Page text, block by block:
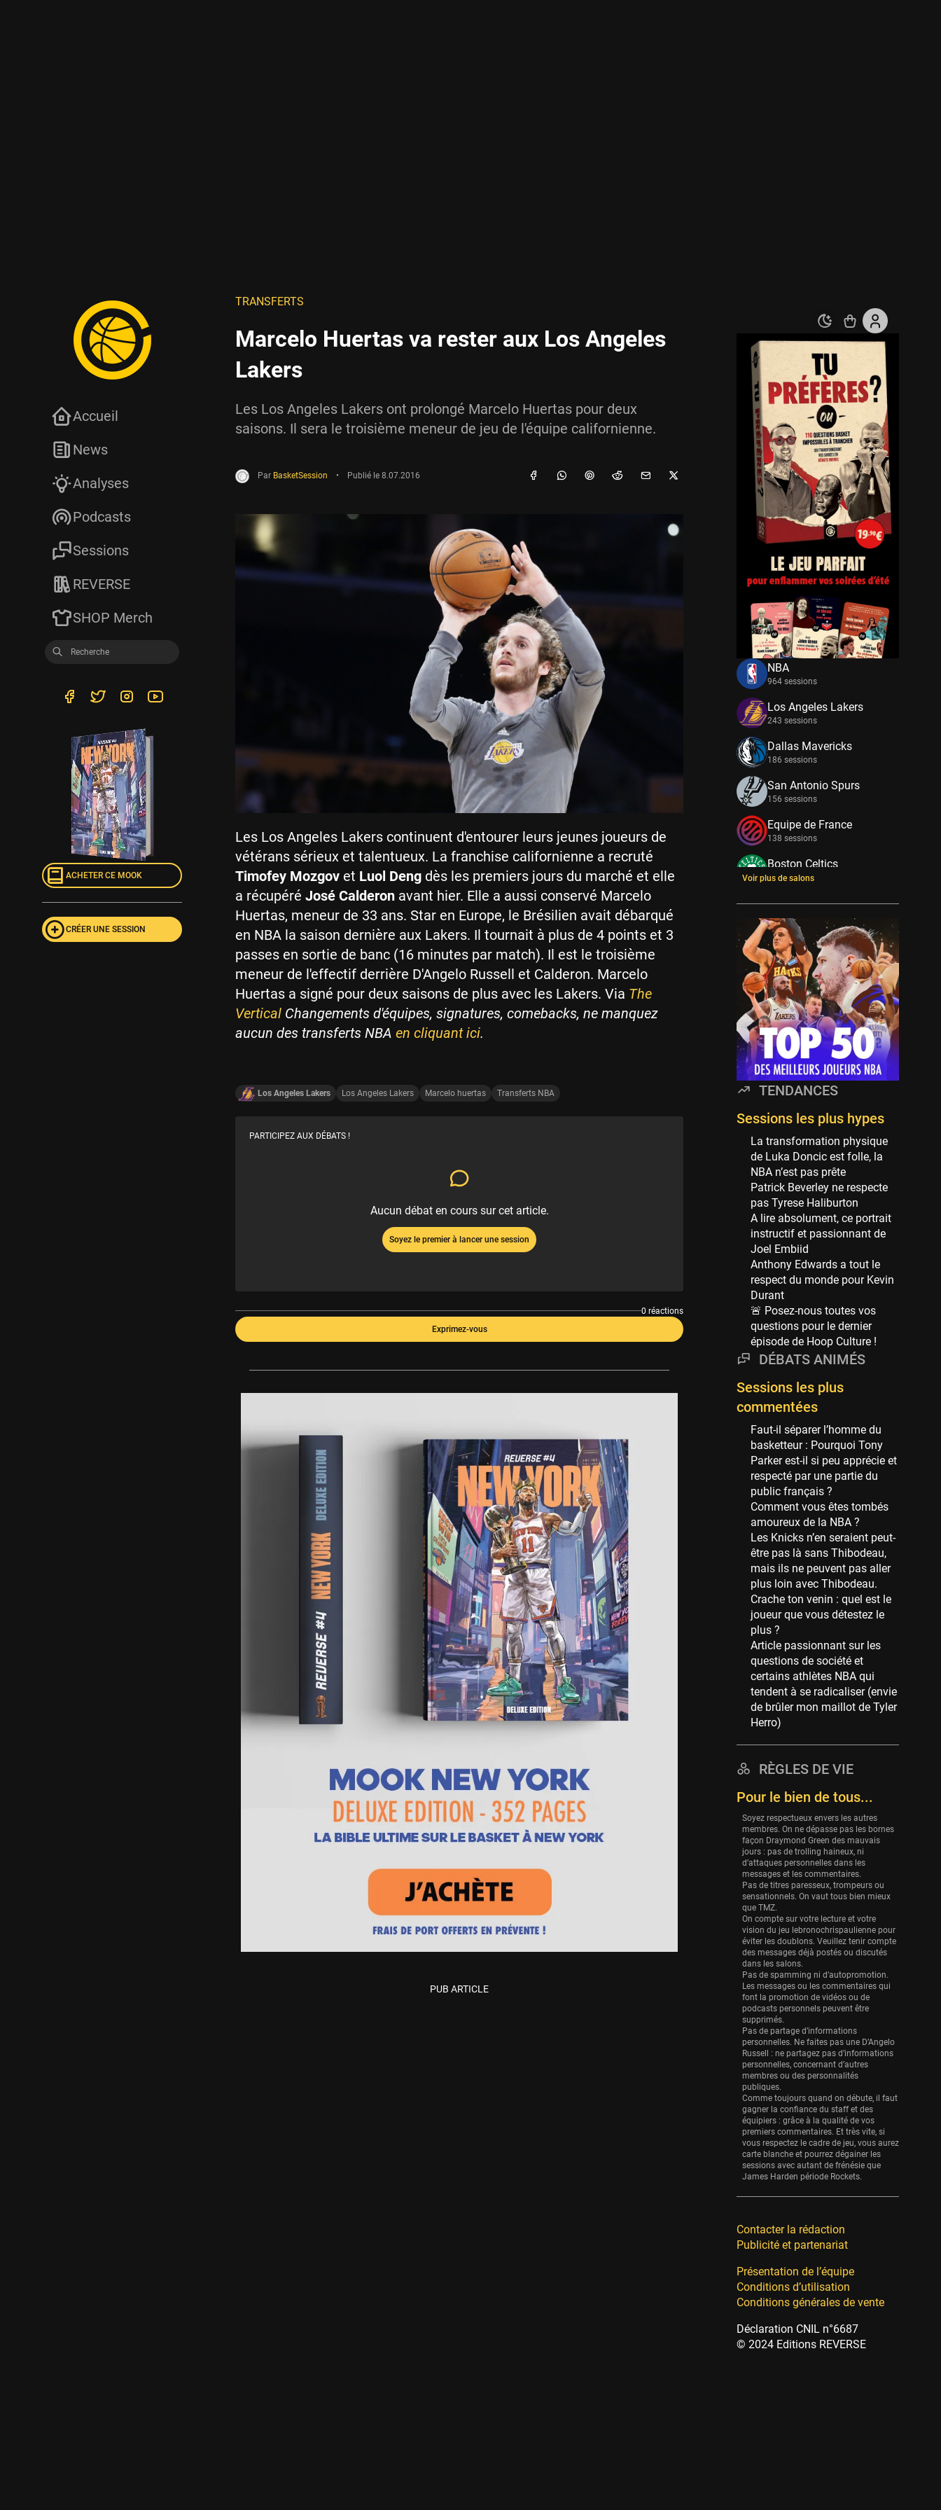
TRANSFERTS
Marcelo Huertas va rester aux Los Angeles
Lakers
Les Los Angeles Lakers ont prolongé Marcelo Huertas pour deux
saisons. Il sera le troisième meneur de jeu de l'équipe californienne.
Par BasketSession • Publié le 8.07.2016
Les Los Angeles Lakers continuent d'entourer leurs jeunes joueurs de
vétérans sérieux et talentueux. La franchise californienne a recruté
Timofey Mozgov et Luol Deng dès les premiers jours du marché et elle
a récupéré José Calderon avant hier. Elle a aussi conservé Marcelo
Huertas, meneur de 33 ans. Star en Europe, le Brésilien avait débarqué
en NBA la saison dernière aux Lakers. Il tournait à plus de 4 points et 3
passes en sortie de banc (16 minutes par match). Il est le troisième
meneur de l'effectif derrière D'Angelo Russell et Calderon. Marcelo
Huertas a signé pour deux saisons de plus avec les Lakers. Via The
Vertical Changements d'équipes, signatures, comebacks, ne manquez
aucun des transferts NBA en cliquant ici.
Los Angeles Lakers Los Angeles Lakers Marcelo huertas Transferts NBA
PARTICIPEZ AUX DÉBATS !
Aucun débat en cours sur cet article.
Soyez le premier à lancer une session
0 réactions
Exprimez-vous
PUB ARTICLE
Accueil
News
Analyses
Podcasts
Sessions
REVERSE
SHOP Merch
ACHETER CE MOOK
CRÉER UNE SESSION
NBA
964 sessions
Los Angeles Lakers
243 sessions
Dallas Mavericks
186 sessions
San Antonio Spurs
156 sessions
Equipe de France
138 sessions
Boston Celtics
133 sessions
New York Knicks
114 sessions
Minnesota Timberwolves
114 sessions
Golden State Warriors
113 sessions
Denver Nuggets
106 sessions
WNBA
97 sessions
Philadelphia Sixers
89 sessions
Milwaukee Bucks
82 sessions
Hoop Culture
73 sessions
Oklahoma City Thunder
69 sessions
Phoenix Suns
69 sessions
Miami Heat
63 sessions
Los Angeles Clippers
61 sessions
53 sessions
New Orleans Pelicans
53 sessions
Jeux Olympiques
52 sessions
Atlanta Hawks
45 sessions
Chicago Bulls
41 sessions
Memphis Grizzlies
39 sessions
Cleveland Cavaliers
38 sessions
Orlando Magic
36 sessions
Euroleague
34 sessions
Charlotte Hornets
Houston Rockets
Washington Wizards
29 sessions
Portland Trail Blazers
27 sessions
Eurobasket
25 sessions
Detroit Pistons
25 sessions
Brooklyn Nets
24 sessions
Sacramento Kings
24 sessions
Utah Jazz
22 sessions
Toronto Raptors
18 sessions
REVERSE
11 sessions
Bleues
0 sessions
Voir plus de salons
TENDANCES
Sessions les plus hypes
La transformation physique
de Luka Doncic est folle, la
NBA n’est pas prête
Patrick Beverley ne respecte
pas Tyrese Haliburton
A lire absolument, ce portrait
instructif et passionnant de
Joel Embiid
Anthony Edwards a tout le
respect du monde pour Kevin
Durant
🚨 Posez-nous toutes vos
questions pour le dernier
épisode de Hoop Culture !
DÉBATS ANIMÉS
Sessions les plus
commentées
Faut-il séparer l’homme du
basketteur : Pourquoi Tony
Parker est-il si peu apprécie et
respecté par une partie du
public français ?
Comment vous êtes tombés
amoureux de la NBA ?
Les Knicks n’en seraient peut-
être pas là sans Thibodeau,
mais ils ne peuvent pas aller
plus loin avec Thibodeau.
Crache ton venin : quel est le
joueur que vous détestez le
plus ?
Article passionnant sur les
questions de société et
certains athlètes NBA qui
tendent à se radicaliser (envie
de brûler mon maillot de Tyler
Herro)
RÈGLES DE VIE
Pour le bien de tous...
Soyez respectueux envers les autres
membres. On ne dépasse pas les bornes
façon Draymond Green des mauvais
jours : pas de trolling haineux, ni
d’attaques personnelles dans les
messages et les commentaires.
Pas de titres paresseux, trompeurs ou
sensationnels. On vaut tous bien mieux
que TMZ.
On compte sur votre lecture et votre
vision du jeu lebronochrispaulienne pour
éviter les doublons. Veuillez tenir compte
des messages déjà postés ou discutés
dans les salons.
Pas de spamming ni d’autopromotion.
Les messages ou les commentaires qui
font la promotion de vidéos ou de
podcasts personnels peuvent être
supprimés.
Pas de partage d’informations
personnelles. Ne faites pas une D’Angelo
Russell : ne partagez pas d’informations
personnelles, concernant d’autres
membres ou des personnalités
publiques.
Comme toujours quand on débute, il faut
gagner la confiance du staff et des
équipiers : grâce à la qualité de vos
premiers commentaires. Et très vite, si
vous respectez le cadre de jeu, vous aurez
carte blanche et pourrez dégainer les
sessions avec autant de frénésie que
James Harden période Rockets.
Contacter la rédaction
Publicité et partenariat
Présentation de l’équipe
Conditions d’utilisation
Conditions générales de vente
Déclaration CNIL n°6687
© 2024 Editions REVERSE